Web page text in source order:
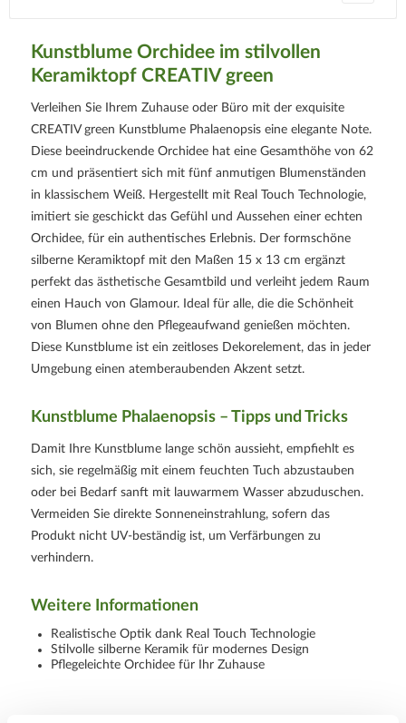
Kunstblume Orchidee im stilvollen
Keramiktopf CREATIV green
Verleihen Sie Ihrem Zuhause oder Büro mit der exquisite
CREATIV green Kunstblume Phalaenopsis eine elegante Note.
Diese beeindruckende Orchidee hat eine Gesamthöhe von 62
cm und präsentiert sich mit fünf anmutigen Blumenständen
in klassischem Weiß. Hergestellt mit Real Touch Technologie,
imitiert sie geschickt das Gefühl und Aussehen einer echten
Orchidee, für ein authentisches Erlebnis. Der formschöne
silberne Keramiktopf mit den Maßen 15 x 13 cm ergänzt
perfekt das ästhetische Gesamtbild und verleiht jedem Raum
einen Hauch von Glamour. Ideal für alle, die die Schönheit
von Blumen ohne den Pflegeaufwand genießen möchten.
Diese Kunstblume ist ein zeitloses Dekorelement, das in jeder
Umgebung einen atemberaubenden Akzent setzt.
Kunstblume Phalaenopsis – Tipps und Tricks
Damit Ihre Kunstblume lange schön aussieht, empfiehlt es
sich, sie regelmäßig mit einem feuchten Tuch abzustauben
oder bei Bedarf sanft mit lauwarmem Wasser abzuduschen.
Vermeiden Sie direkte Sonneneinstrahlung, sofern das
Produkt nicht UV-beständig ist, um Verfärbungen zu
verhindern.
Weitere Informationen
Realistische Optik dank Real Touch Technologie
Stilvolle silberne Keramik für modernes Design
Pflegeleichte Orchidee für Ihr Zuhause